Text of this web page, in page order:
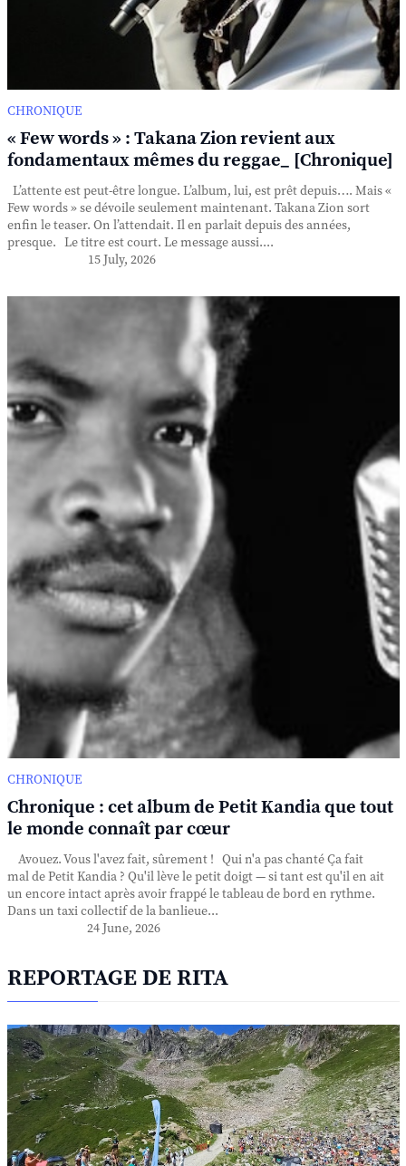
CHRONIQUE
« Few words » : Takana Zion revient aux
fondamentaux mêmes du reggae_ [Chronique]
L’attente est peut-être longue. L’album, lui, est prêt depuis…. Mais «
Few words » se dévoile seulement maintenant. Takana Zion sort
enfin le teaser. On l’attendait. Il en parlait depuis des années,
presque. Le titre est court. Le message aussi....
15 July, 2026
CHRONIQUE
Chronique : cet album de Petit Kandia que tout
le monde connaît par cœur
Avouez. Vous l'avez fait, sûrement ! Qui n'a pas chanté Ça fait
mal de Petit Kandia ? Qu'il lève le petit doigt — si tant est qu'il en ait
un encore intact après avoir frappé le tableau de bord en rythme.
Dans un taxi collectif de la banlieue...
24 June, 2026
REPORTAGE DE RITA